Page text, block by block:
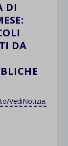
DI
DA
VediNotizia.